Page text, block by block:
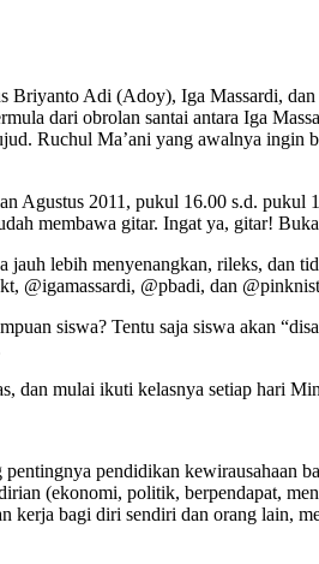
Briyanto Adi (Adoy), Iga Massardi,
dari obrolan santai antara Iga
Ruchul Ma’ani yang awalnya ingin
2011, pukul 16.00 s.d. pukul
membawa gitar. Ingat ya, gitar!
lebih menyenangkan, rileks, dan
@igamassardi, @pbadi, dan
siswa? Tentu saja siswa akan
dan mulai ikuti kelasnya setiap hari
pendidikan kewirausahaan
(ekonomi, politik, berpendapat,
bagi diri sendiri dan orang lain,